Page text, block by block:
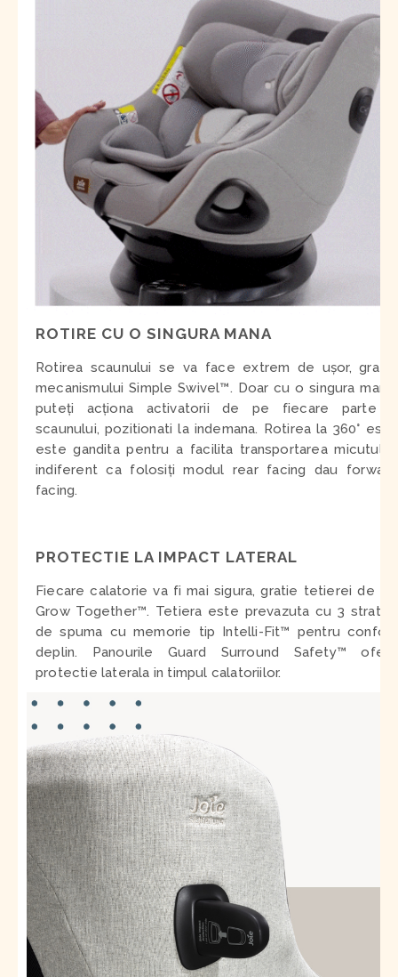
ROTIRE CU O SINGURA MANA
Rotirea scaunului se va face extrem de ușor, gratie
mecanismului Simple Swivel™. Doar cu o singura mana,
puteți acționa activatorii de pe fiecare parte a
scaunului, pozitionati la indemana. Rotirea la 360° este
este gandita pentru a facilita transportarea micutului,
indiferent ca folosiți modul rear facing dau forward
facing.
PROTECTIE LA IMPACT LATERAL
Fiecare calatorie va fi mai sigura, gratie tetierei de tip
Grow Together™. Tetiera este prevazuta cu 3 straturi
de spuma cu memorie tip Intelli-Fit™ pentru confort
deplin. Panourile Guard Surround Safety™ ofera
protectie laterala in timpul calatoriilor.